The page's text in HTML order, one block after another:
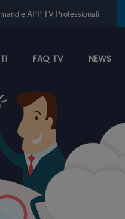
e APP TV Professionali
FAQ TV NEWS